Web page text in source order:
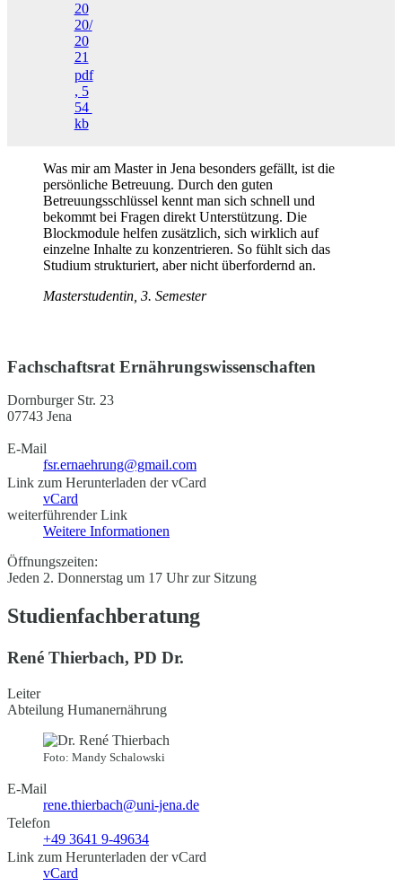
20
20/
20
21
pdf
, 5
54
kb
Was mir am Master in Jena besonders gefällt, ist die
persönliche Betreuung. Durch den guten
Betreuungsschlüssel kennt man sich schnell und
bekommt bei Fragen direkt Unterstützung. Die
Blockmodule helfen zusätzlich, sich wirklich auf
einzelne Inhalte zu konzentrieren. So fühlt sich das
Studium strukturiert, aber nicht überfordernd an.
Masterstudentin, 3. Semester
Fachschaftsrat Ernährungswissenschaften
Dornburger Str. 23
07743 Jena
E-Mail
fsr.ernaehrung@gmail.com
Link zum Herunterladen der vCard
vCard
weiterführender Link
Weitere Informationen
Öffnungszeiten:
Jeden 2. Donnerstag um 17 Uhr zur Sitzung
Studienfachberatung
René Thierbach, PD Dr.
Leiter
Abteilung Humanernährung
Foto: Mandy Schalowski
E-Mail
rene.thierbach@uni-jena.de
Telefon
+49 3641 9-49634
Link zum Herunterladen der vCard
vCard